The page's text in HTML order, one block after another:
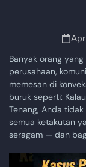
Banyak orang
perusahaan,
memesan di
buruk seperti:
Tenang, Anda
semua ketakutan
seragam — dan